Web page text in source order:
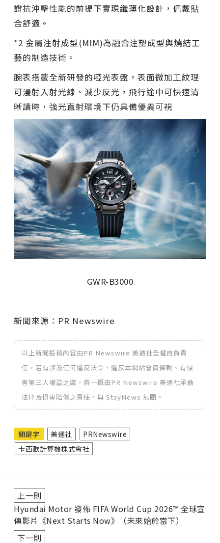
證抗沖擊性能的前提下實現纖薄化設計，佩戴貼
合舒適。
*2 金屬注射成型(MIM)為融合注塑成型與燒結工
藝的制造技術。
腕表搭載全新研發的啞光表盤，表面微加工紋理
可漫射入射光線、減少反光，飛行途中可快速清
晰讀時，強光直射環境下仍具備優異可視
GWR-B3000
新聞來源：PR Newswire
以上新聞投稿內容由PR Newswire 美通社全權自負責
任，若有涉及任何違反法令、違反本網站會員條款、有侵
害第三人權益之虞，將一概由PR Newswire 美通社承擔
法律及損害賠償之責任，與 StayNews 無關。
關鍵字 美通社
PRNewswire
卡西歐計算機株式會社
上一則
Hyundai Motor 發佈 FIFA World Cup 2026™ 全球宣
傳影片《Next Starts Now》（未來始於當下）
下一則